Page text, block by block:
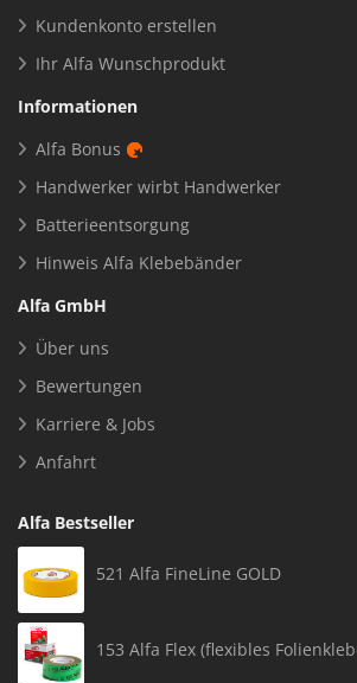
Kundenkonto erstellen
Ihr Alfa Wunschprodukt
Informationen
Alfa Bonus
Handwerker wirbt Handwerker
Batterieentsorgung
Hinweis Alfa Klebebänder
Alfa GmbH
Über uns
Bewertungen
Karriere & Jobs
Anfahrt
Alfa Bestseller
521 Alfa FineLine GOLD
153 Alfa Flex (flexibles